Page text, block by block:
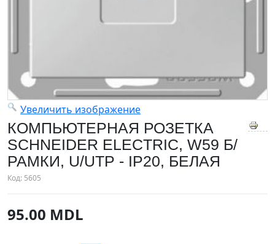
Увеличить изображение
КОМПЬЮТЕРНАЯ РОЗЕТКА
SCHNEIDER ELECTRIC, W59 Б/
РАМКИ, U/UTP - IP20, БЕЛАЯ
Код: 5605
95.00 MDL